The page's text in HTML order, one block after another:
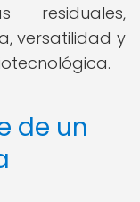
residuales,
versatilidad y
de un